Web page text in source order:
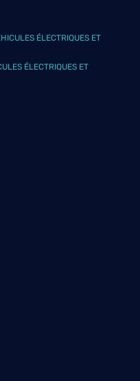
ÉLECTRIQUES ET
ÉLECTRIQUES ET